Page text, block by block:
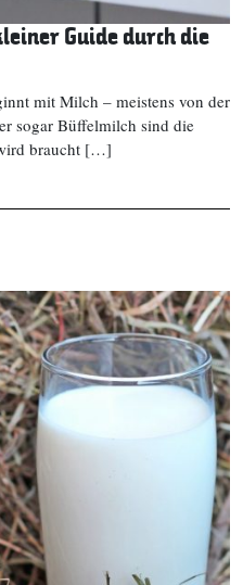
Guide durch die
mit Milch – meistens von der
sogar Büffelmilch sind die
braucht […]